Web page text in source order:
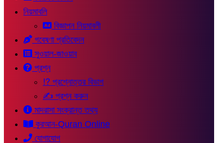
নিয়মাবলি
বিজ্ঞাপন নিয়মাবলী
গবেষণা প্রতিবেদন
সুওয়াল-জাওয়াব
প্রশ্ন
⁉ প্রশ্নোত্তর বিভাগ
✍ প্রশ্ন করুন
মাদরাসা সংক্রান্ত তথ্য
কুরআন-Quran Online
যোগাযোগ